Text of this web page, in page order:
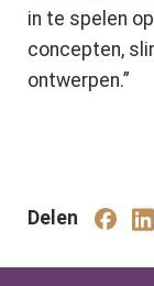
in te spelen
concepten,
ontwerpen.”
Delen